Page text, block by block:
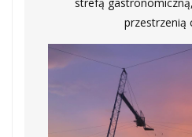
przestrzenią